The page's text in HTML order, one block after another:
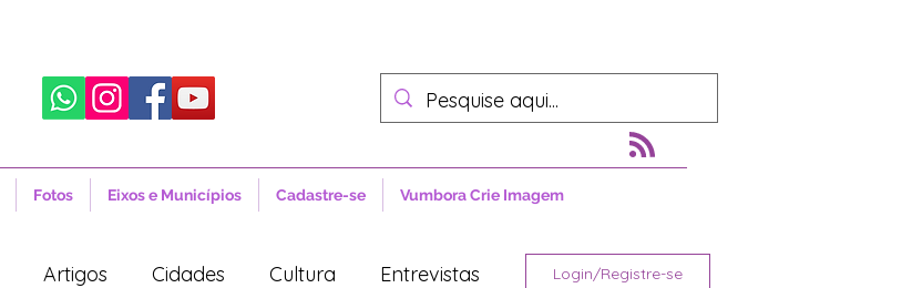
Fotos Eixos e Municípios Cadastre-se Vumbora Crie Imagem
Artigos Cidades Cultura Entrevistas Login/Registre-se